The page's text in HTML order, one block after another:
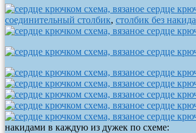
соединительный столбик, столбик без накида
накидами в каждую из дужек по схеме: